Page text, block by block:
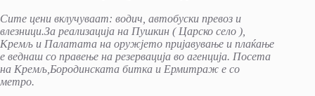
Сите цени вклучуваат: водич, автобуски превоз и
влезници.За реализација на Пушкин ( Царско село ),
Кремљ и Палатата на оружјето пријавување и плаќање
е веднаш со правење на резервација во агенција. Посета
на Кремљ,Бородинската битка и Ермитраж е со
метро.